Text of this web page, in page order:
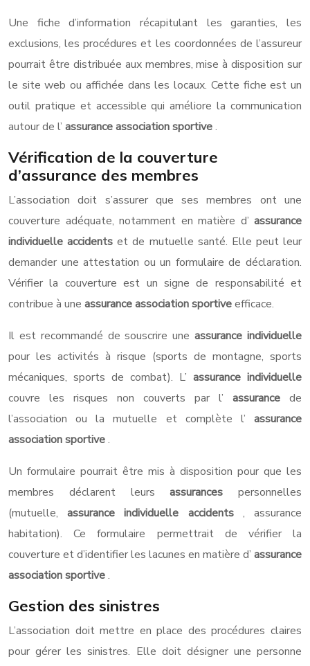
Une fiche d’information récapitulant les garanties, les
exclusions, les procédures et les coordonnées de l’assureur
pourrait être distribuée aux membres, mise à disposition sur
le site web ou affichée dans les locaux. Cette fiche est un
outil pratique et accessible qui améliore la communication
autour de l’ assurance association sportive.
Vérification de la couverture
d’assurance des membres
L’association doit s’assurer que ses membres ont une
couverture adéquate, notamment en matière d’ assurance
individuelle accidentset de mutuelle santé. Elle peut leur
demander une attestation ou un formulaire de déclaration.
Vérifier la couverture est un signe de responsabilité et
contribue à une assurance association sportiveefficace.
Il est recommandé de souscrire uneassurance individuelle
pour les activités à risque (sports de montagne, sports
mécaniques, sports de combat). L’ assurance individuelle
couvre les risques non couverts par l’ assurance de
l’association ou la mutuelle et complète l’ assurance
association sportive.
Un formulaire pourrait être mis à disposition pour que les
membres déclarent leursassurances personnelles
(mutuelle,assurance individuelle accidents , assurance
habitation). Ce formulaire permettrait de vérifier la
couverture et d’identifier les lacunes en matière d’ assurance
association sportive.
Gestion des sinistres
L’association doit mettre en place des procédures claires
pour gérer les sinistres. Elle doit désigner une personne